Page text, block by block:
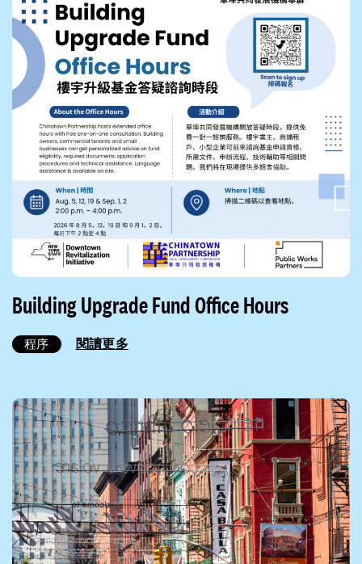
Building Upgrade Fund Office Hours
程序 閱讀更多